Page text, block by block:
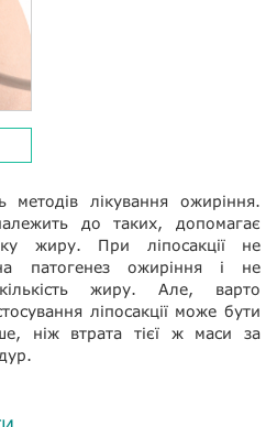
методів лікування ожиріння.
до таких, допомагає
жиру. При ліпосакції не
патогенез ожиріння і не
жиру. Але, варто
ліпосакції може бути
ніж втрата тієї ж маси за